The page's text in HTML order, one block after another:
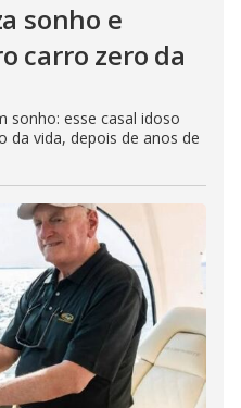
sonho e
carro zero da
sonho: esse casal idoso
vida, depois de anos de